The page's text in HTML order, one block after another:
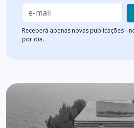
Receberá apenas novas publicações -
por dia.
Lista de artigos